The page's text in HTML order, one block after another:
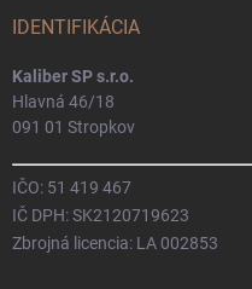
IDENTIFIKÁCIA
Kaliber SP s.r.o.
Hlavná 46/18
091 01 Stropkov
IČO: 51 419 467
IČ DPH: SK2120719623
Zbrojná licencia: LA 002853